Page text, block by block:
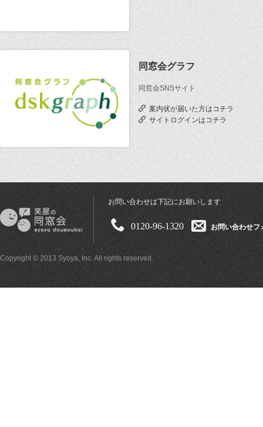
同窓会グラフ
同窓会SNSサイト
案内状が届いた方はコチラ
サイトログインはコチラ
お問い合わせは下記にお願いします
0120-96-1320 お問い合わせフ
Copyright © 2013 Syoya, Inc. All rights reserved.